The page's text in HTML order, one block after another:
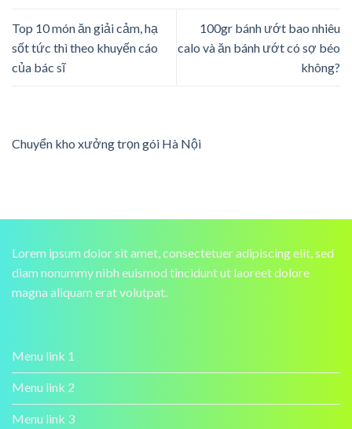
Top 10 món ăn giải cảm, hạ
sốt tức thì theo khuyến cáo
của bác sĩ
100gr bánh ướt bao nhiêu
calo và ăn bánh ướt có sợ béo
không?
Chuyển kho xưởng trọn gói Hà Nội
Lorem ipsum dolor sit amet, consectetuer adipiscing elit, sed
diam nonummy nibh euismod tincidunt ut laoreet dolore
magna aliquam erat volutpat.
Menu link 1
Menu link 2
Menu link 3